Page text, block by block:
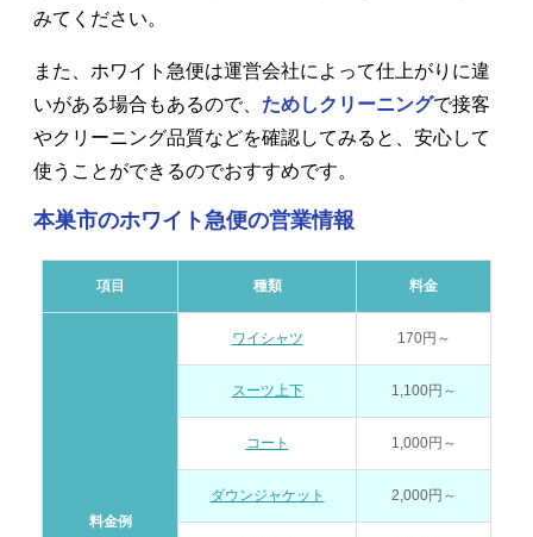
みてください。
また、ホワイト急便は運営会社によって仕上がりに違
いがある場合もあるので、 ためしクリーニングで接客
やクリーニング品質などを確認してみると、安心して
使うことができるのでおすすめです。
本巣市のホワイト急便の営業情報
項目 種類 料金
料金例
ワイシャツ 170円～
スーツ上下 1,100円～
コート 1,000円～
ダウンジャケット 2,000円～